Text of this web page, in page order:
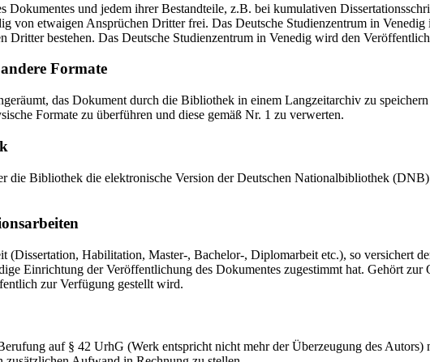
und jedem ihrer Bestandteile, z.B. bei kumulativen
von etwaigen Ansprüchen Dritter frei. Das Deutsche Studienzentrum in
bestehen. Das Deutsche Studienzentrum in Venedig wird den
Formate
das Dokument durch die Bibliothek in einem Langzeitarchiv zu
Formate zu überführen und diese gemäß Nr. 1 zu verwerten.
die Bibliothek die elektronische Version der Deutschen Nationalbibliothek
Habilitation, Master-, Bachelor-, Diplomarbeit etc.), so versichert
Einrichtung der Veröffentlichung des Dokumentes zugestimmt hat. Gehört
zur Verfügung gestellt wird.
auf § 42 UrhG (Werk entspricht nicht mehr der Überzeugung des